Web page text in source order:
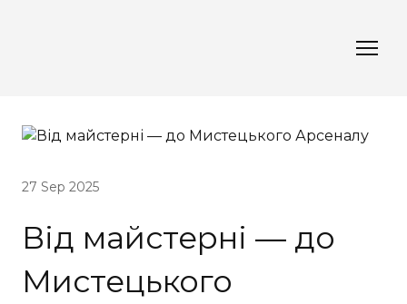
27 Sep 2025
Від майстерні — до
Мистецького